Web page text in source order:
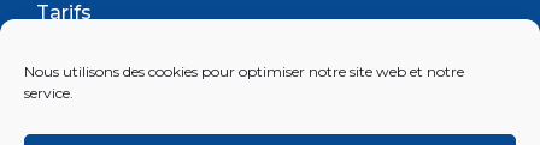
Nous utilisons des cookies pour optimiser notre site web et notre
service.
Tarifs
Contact